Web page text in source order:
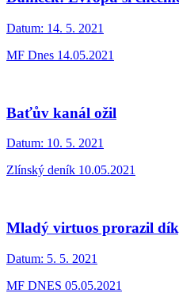
Datum: 14. 5. 2021
MF Dnes 14.05.2021
Baťův kanál ožil
Datum: 10. 5. 2021
Zlínský deník 10.05.2021
Mladý virtuos prorazil
Datum: 5. 5. 2021
MF DNES 05.05.2021